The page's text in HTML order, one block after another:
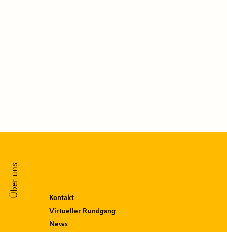
Über uns
Kontakt
Virtueller Rundgang
News